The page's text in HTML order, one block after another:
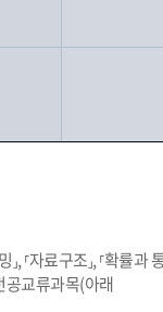
⸢자료구조⸥, ⸢확률과
공교류과목(아래